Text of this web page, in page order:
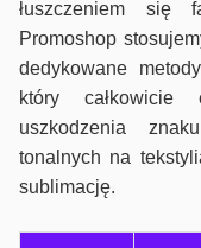
łuszczeniem się
Promoshop
dedykowane
który całkowicie
uszkodzenia
tonalnych na
sublimację.